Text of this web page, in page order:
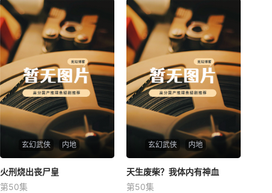
玄幻武侠 内地
火刑烧出丧尸皇
未知
火刑烧出丧尸皇
第50集
玄幻武侠 内地
未知
天生废柴？我体内有神血
第50集